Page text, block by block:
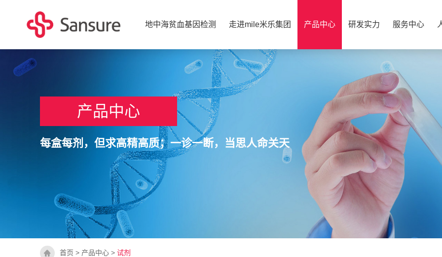
地中海贫血基因检测 走进mile米乐集团 产品中心 研发实力 服务中心
产品中心
每盒每剂，但求高精高质；一诊一断，当思人命关天
首页 > 产品中心> 试剂